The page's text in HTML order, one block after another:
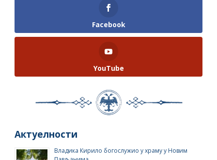
Facebook
YouTube
Актуелности
Владика Кирило богослужио у храму у Новим